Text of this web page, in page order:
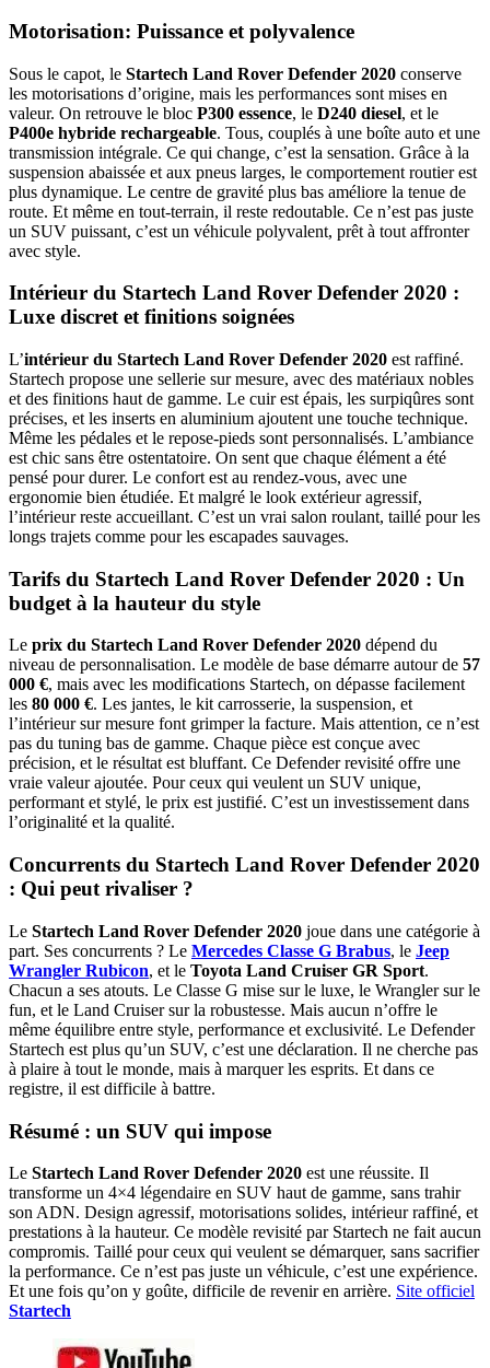
Motorisation: Puissance et polyvalence
Sous le capot, le Startech Land Rover Defender 2020 conserve
les motorisations d’origine, mais les performances sont mises en
valeur. On retrouve le bloc P300 essence, le D240 diesel, et le
P400e hybride rechargeable. Tous, couplés à une boîte auto et une
transmission intégrale. Ce qui change, c’est la sensation. Grâce à la
suspension abaissée et aux pneus larges, le comportement routier est
plus dynamique. Le centre de gravité plus bas améliore la tenue de
route. Et même en tout-terrain, il reste redoutable. Ce n’est pas juste
un SUV puissant, c’est un véhicule polyvalent, prêt à tout affronter
avec style.
Intérieur du Startech Land Rover Defender 2020 :
Luxe discret et finitions soignées
L’intérieur du Startech Land Rover Defender 2020 est raffiné.
Startech propose une sellerie sur mesure, avec des matériaux nobles
et des finitions haut de gamme. Le cuir est épais, les surpiqûres sont
précises, et les inserts en aluminium ajoutent une touche technique.
Même les pédales et le repose-pieds sont personnalisés. L’ambiance
est chic sans être ostentatoire. On sent que chaque élément a été
pensé pour durer. Le confort est au rendez-vous, avec une
ergonomie bien étudiée. Et malgré le look extérieur agressif,
l’intérieur reste accueillant. C’est un vrai salon roulant, taillé pour les
longs trajets comme pour les escapades sauvages.
Tarifs du Startech Land Rover Defender 2020 : Un
budget à la hauteur du style
Le prix du Startech Land Rover Defender 2020 dépend du
niveau de personnalisation. Le modèle de base démarre autour de 57
000 €, mais avec les modifications Startech, on dépasse facilement
les 80 000 €. Les jantes, le kit carrosserie, la suspension, et
l’intérieur sur mesure font grimper la facture. Mais attention, ce n’est
pas du tuning bas de gamme. Chaque pièce est conçue avec
précision, et le résultat est bluffant. Ce Defender revisité offre une
vraie valeur ajoutée. Pour ceux qui veulent un SUV unique,
performant et stylé, le prix est justifié. C’est un investissement dans
l’originalité et la qualité.
Concurrents du Startech Land Rover Defender 2020
: Qui peut rivaliser ?
Le Startech Land Rover Defender 2020 joue dans une catégorie à
part. Ses concurrents ? Le Mercedes Classe G Brabus, le Jeep
Wrangler Rubicon, et le Toyota Land Cruiser GR Sport.
Chacun a ses atouts. Le Classe G mise sur le luxe, le Wrangler sur le
fun, et le Land Cruiser sur la robustesse. Mais aucun n’offre le
même équilibre entre style, performance et exclusivité. Le Defender
Startech est plus qu’un SUV, c’est une déclaration. Il ne cherche pas
à plaire à tout le monde, mais à marquer les esprits. Et dans ce
registre, il est difficile à battre.
Résumé : un SUV qui impose
Le Startech Land Rover Defender 2020 est une réussite. Il
transforme un 4×4 légendaire en SUV haut de gamme, sans trahir
son ADN. Design agressif, motorisations solides, intérieur raffiné, et
prestations à la hauteur. Ce modèle revisité par Startech ne fait aucun
compromis. Taillé pour ceux qui veulent se démarquer, sans sacrifier
la performance. Ce n’est pas juste un véhicule, c’est une expérience.
Et une fois qu’on y goûte, difficile de revenir en arrière. Site officiel
Startech